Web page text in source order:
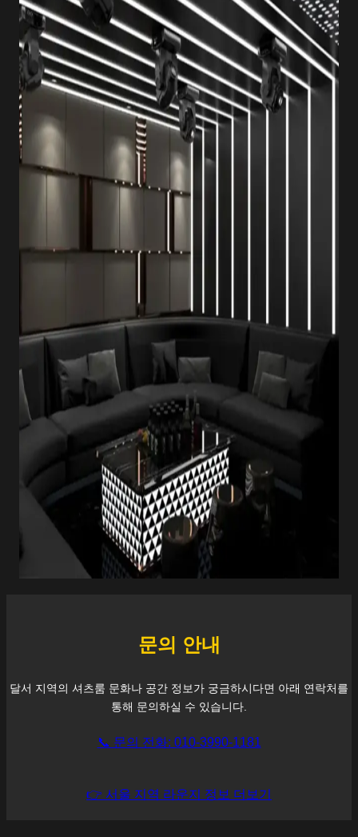
문의 안내
달서 지역의 셔츠룸 문화나 공간 정보가 궁금하시다면 아래 연락처를
통해 문의하실 수 있습니다.
📞 문의 전화: 010-3990-1181
👉 서울 지역 라운지 정보 더보기